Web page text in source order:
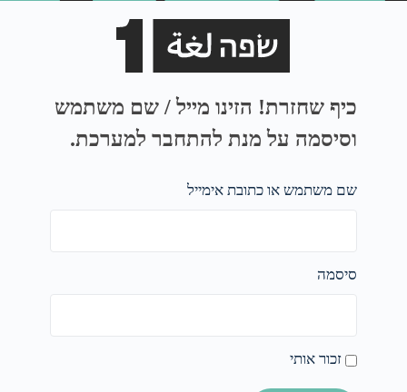
כיף שחזרת! הזינו מייל / שם משתמש
וסיסמה על מנת להתחבר למערכת.
שם משתמש או כתובת אימייל
סיסמה
זכור אותי